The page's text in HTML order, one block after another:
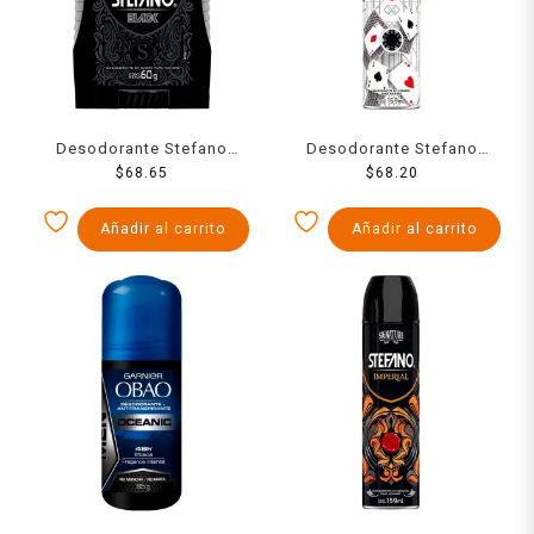
Desodorante Stefano
black en barra para
$68.65
Añadir al carrito
Desodorante Stefano
royal en aerosol para
$68.20
Añadir al carrito